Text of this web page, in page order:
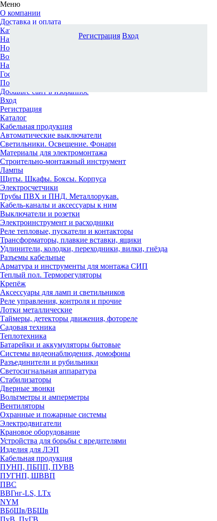
Меню
О компании
Доставка и оплата
Каталог
Наши офисы
Новости и новинки
Вопрос-ответ
Наша команда
Гос. заказчикам
Поставщикам
Добавьте сайт в избранное
Вход
Регистрация
Каталог
Кабельная продукция
Автоматические выключатели
Светильники. Освещение. Фонари
Материалы для электромонтажа
Строительно-монтажный инструмент
Лампы
Щиты. Шкафы. Боксы. Корпуса
Электросчетчики
Трубы ПВХ и ПНД. Металлорукав.
Кабель-каналы и аксессуары к ним
Выключатели и розетки
Электроинструмент и расходники
Реле тепловые, пускатели и контакторы
Трансформаторы, плавкие вставки, ящики
Удлинители, колодки, переходники, вилки, гнёзда
Разъемы кабельные
Арматура и инструменты для монтажа СИП
Теплый пол. Терморегуляторы
Крепёж
Аксессуары для ламп и светильников
Реле управления, контроля и прочие
Лотки металлические
Таймеры, детекторы движения, фотореле
Садовая техника
Теплотехника
Батарейки и аккумуляторы бытовые
Системы видеонаблюдения, домофоны
Разъединители и рубильники
Светосигнальная аппаратура
Стабилизаторы
Дверные звонки
Вольтметры и амперметры
Вентиляторы
Охранные и пожарные системы
Электродвигатели
Крановое оборудование
Устройства для борьбы с вредителями
Изделия для ЛЭП
Кабельная продукция
ПУНП, ПБПП, ПУВВ
ПУГНП, ШВВП
ПВС
ВВГнг-LS, LTx
NYM
ВБбШв/ВБШв
ПуВ, ПуГВ
Регистрация Вход